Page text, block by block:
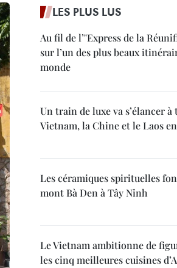
LES PLUS LUS
Au fil de l’"Express de la
sur l’un des plus beaux
monde
Un train de luxe va s’élancer à
Vietnam, la Chine et le Laos
Les céramiques spirituelles
mont Bà Den à Tây Ninh
Le Vietnam ambitionne de
les cinq meilleures cuisines